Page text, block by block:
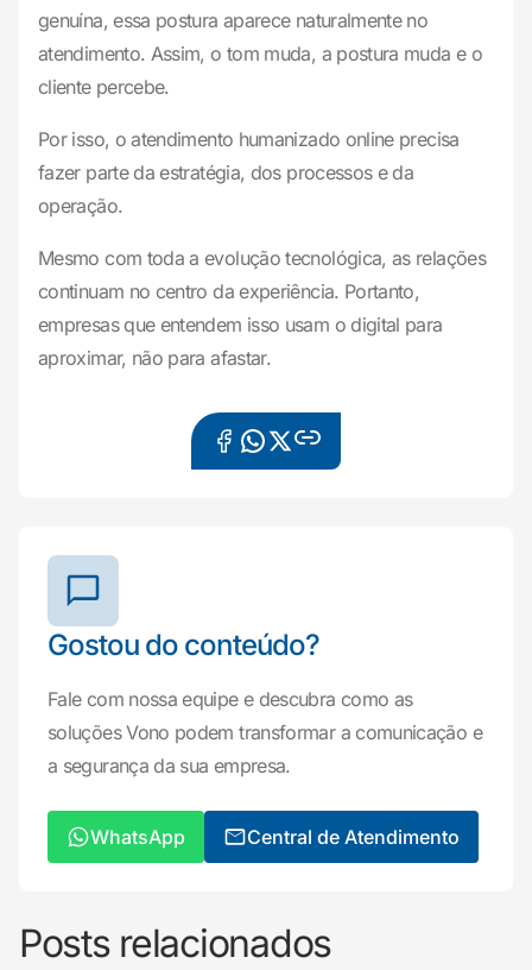
genuína, essa postura aparece naturalmente no
atendimento. Assim, o tom muda, a postura muda e o
cliente percebe.
Por isso, o atendimento humanizado online precisa
fazer parte da estratégia, dos processos e da
operação.
Mesmo com toda a evolução tecnológica, as relações
continuam no centro da experiência. Portanto,
empresas que entendem isso usam o digital para
aproximar, não para afastar.
Gostou do conteúdo?
Fale com nossa equipe e descubra como as
soluções Vono podem transformar a comunicação e
a segurança da sua empresa.
WhatsApp Central de Atendimento
Posts relacionados